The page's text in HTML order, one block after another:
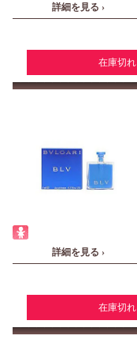
詳細を見る ›
在庫切れ
詳細を見る ›
在庫切れ